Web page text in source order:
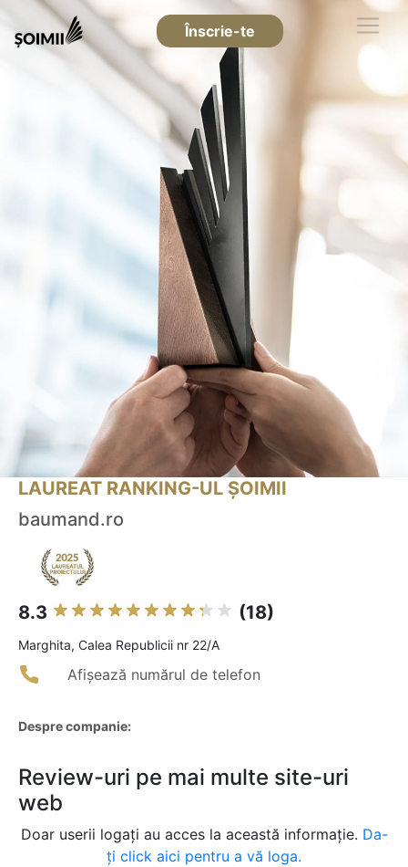
Înscrie-te
LAUREAT RANKING-UL ȘOIMII
baumand.ro
8.3 (18)
Marghita, Calea Republicii nr 22/A
Afișează numărul de telefon
Despre companie:
Review-uri pe mai multe site-uri
web
Doar userii logați au acces la această informație. Da-
ți click aici pentru a vă loga.